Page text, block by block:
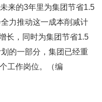
来的3年里为集团节省1.5
力推动这一成本削减计
长，同时为集团节省1.5
的一部分，集团已经重
工作岗位。（编